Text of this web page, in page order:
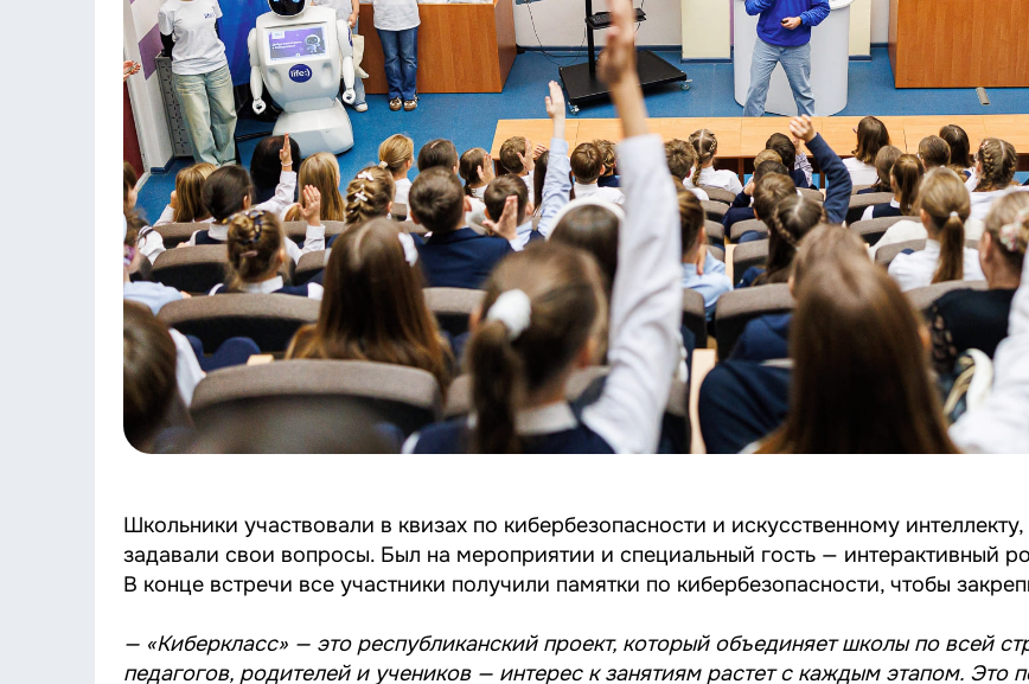
Школьники участвовали в квизах по кибербезопасности и искусственному
задавали свои вопросы. Был на мероприятии и специальный гость — интерактивный
В конце встречи все участники получили памятки по кибербезопасности, чтобы
— «Киберкласс» — это республиканский проект, который объединяет школы по всей
педагогов, родителей и учеников — интерес к занятиям растет с каждым этапом. Это